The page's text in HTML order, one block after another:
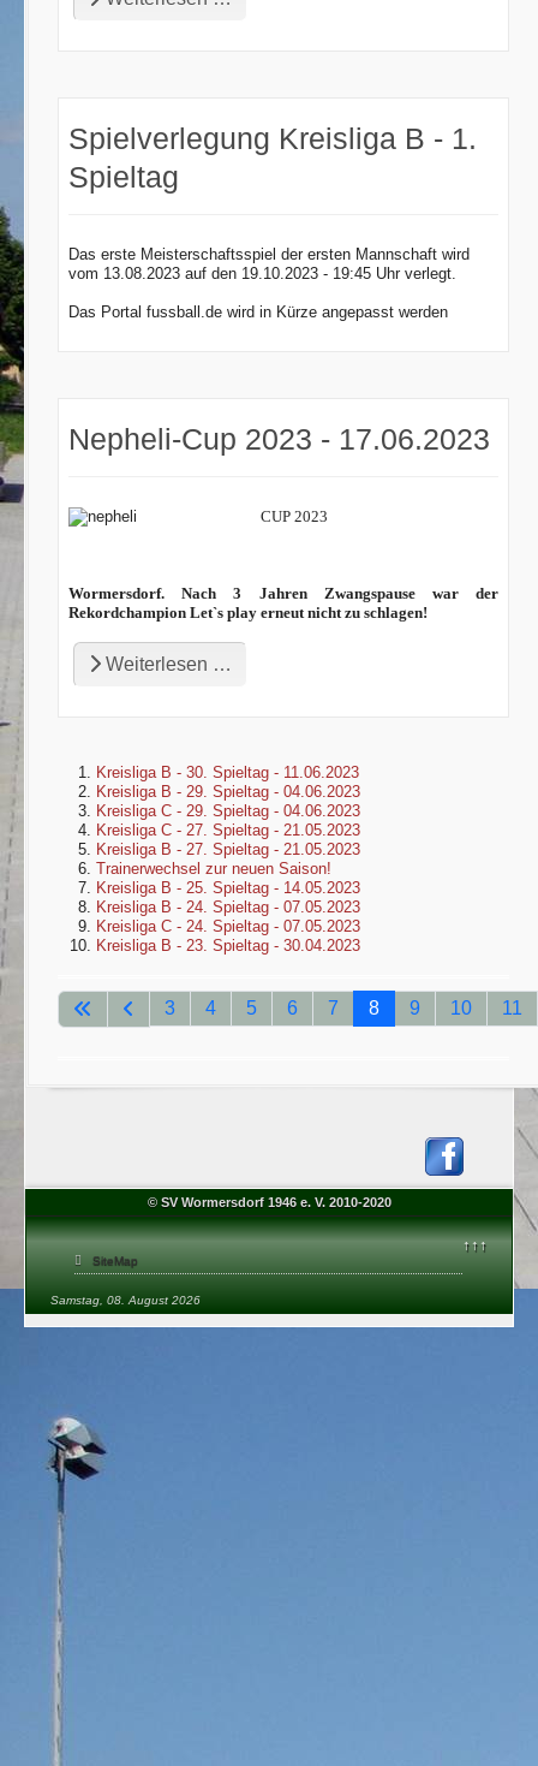
© SV Wormersdorf 1946 e. V. 2010-2020
↑↑↑
SiteMap
Samstag, 08. August 2026
Spielverlegung Kreisliga B - 1.
Spieltag
Das erste Meisterschaftsspiel der ersten Mannschaft wird
vom 13.08.2023 auf den 19.10.2023 - 19:45 Uhr verlegt.
Das Portal fussball.de wird in Kürze angepasst werden
Nepheli-Cup 2023 - 17.06.2023
CUP 2023
Wormersdorf. Nach 3 Jahren Zwangspause war der
Rekordchampion Let`s play erneut nicht zu schlagen!
Weiterlesen …
Kreisliga B - 30. Spieltag - 11.06.2023
Kreisliga B - 29. Spieltag - 04.06.2023
Kreisliga C - 29. Spieltag - 04.06.2023
Kreisliga C - 27. Spieltag - 21.05.2023
Kreisliga B - 27. Spieltag - 21.05.2023
Trainerwechsel zur neuen Saison!
Kreisliga B - 25. Spieltag - 14.05.2023
Kreisliga B - 24. Spieltag - 07.05.2023
Kreisliga C - 24. Spieltag - 07.05.2023
Kreisliga B - 23. Spieltag - 30.04.2023
3 4 5 6 7 8 9 10 11